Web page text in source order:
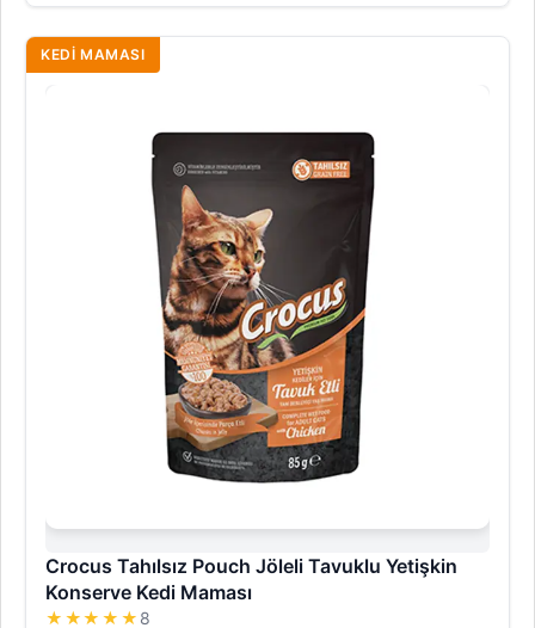
KEDI MAMASI
Crocus Tahılsız Pouch Jöleli Tavuklu Yetişkin
Konserve Kedi Maması
★★★★★ 8